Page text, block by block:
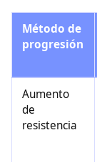
Método de
progresión
Aumento
de
resistencia